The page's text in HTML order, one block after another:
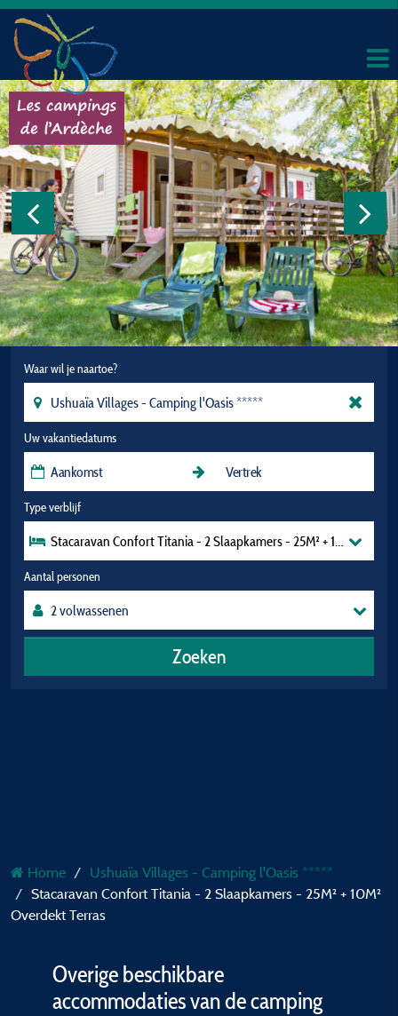
Waar wil je naartoe?
Uw vakantiedatums
Type verblijf
Stacaravan Confort Titania - 2 Slaapkamers - 25M² + 10M²
Aantal personen
Zoeken
Home
Ushuaïa Villages - Camping l'Oasis *****
Stacaravan Confort Titania - 2 Slaapkamers - 25M² + 10M²
Overdekt Terras
Overige beschikbare
accommodaties van de camping